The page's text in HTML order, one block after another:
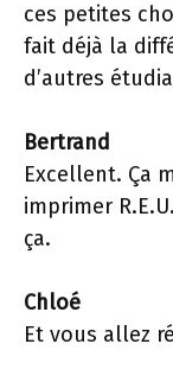
ces petites
fait déjà la
d’autres
Bertrand
Excellent. Ça
imprimer
ça.
Chloé
Et vous allez